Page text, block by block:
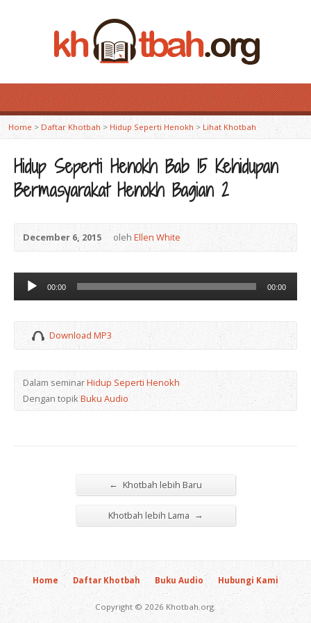
Home > Daftar Khotbah >Hidup Seperti Henokh> Lihat Khotbah
Hidup Seperti Henokh Bab 15 Kehidupan
Bermasyarakat Henokh Bagian 2
December 6, 2015 olehEllen White
Audio
Player
00:00 00:00
Download MP3
Dalam seminarHidup Seperti Henokh
Dengan topikBuku Audio
← Khotbah lebih Baru
Khotbah lebih Lama →
Home Daftar Khotbah Buku Audio Hubungi Kami
Copyright © 2026 Khotbah.org.